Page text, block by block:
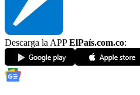
Descarga la APPElPaís.com.co: